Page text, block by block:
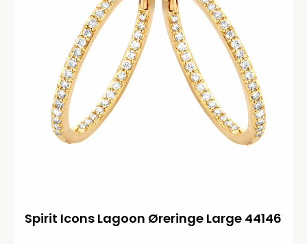
Spirit Icons Lagoon Øreringe Large 44146